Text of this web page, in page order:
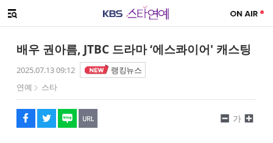
메뉴 열기
배우 권아름, JTBC 드라마 ‘에스콰이어' 캐스팅
2025.07.13 09:12
랭킹뉴스
연예
스타
페이스북
트위터
네이버
URL복사
글씨 작게보기
가
글씨 크게보기
해시태그